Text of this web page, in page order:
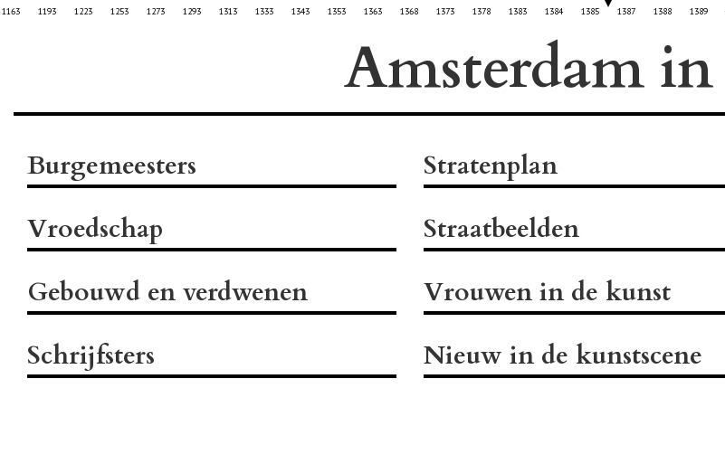
1163 1193 1223 1253 1273 1293 1313 1333 1343 1353 1363 1368 1373 1378 1383 1384 1385 1387 1388 1389
Amsterdam in
Burgemeesters
Vroedschap
Gebouwd en verdwenen
Schrijfsters
Stratenplan
Straatbeelden
Vrouwen in de kunst
Nieuw in de kunstscene